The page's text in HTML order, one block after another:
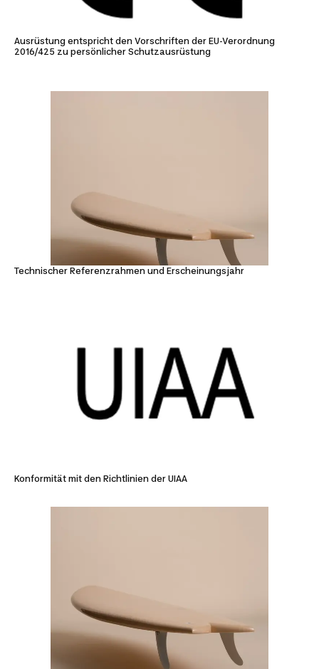
Ausrüstung entspricht den Vorschriften der EU-Verordnung
2016/425 zu persönlicher Schutzausrüstung
Technischer Referenzrahmen und Erscheinungsjahr
Konformität mit den Richtlinien der UIAA